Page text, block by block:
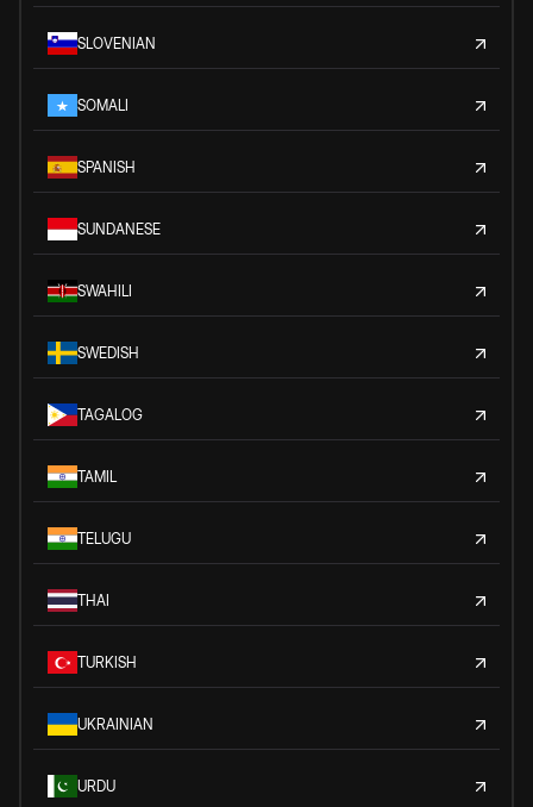
SLOVENIAN
SOMALI
SPANISH
SUNDANESE
SWAHILI
SWEDISH
TAGALOG
TAMIL
TELUGU
THAI
TURKISH
UKRAINIAN
URDU